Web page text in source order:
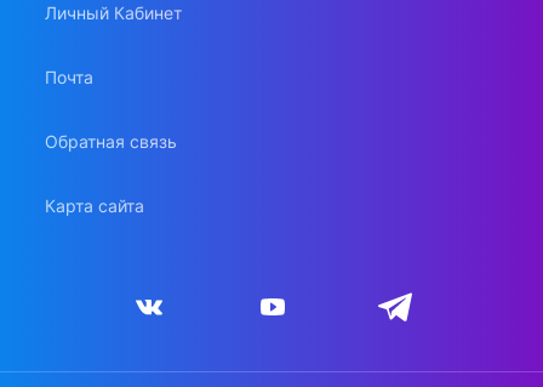
Личный Кабинет
Почта
Обратная связь
Карта сайта